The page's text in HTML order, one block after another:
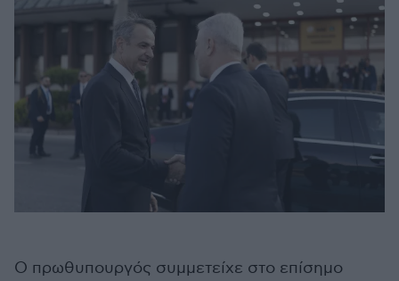
Ο πρωθυπουργός συμμετείχε στο επίσημο